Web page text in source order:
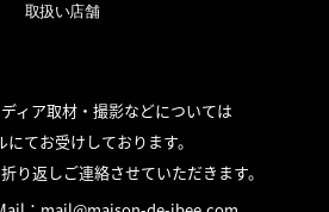
取扱い店舗
ィア取材・撮影などについては
てお受けしております。
り返しご連絡させていただきます。